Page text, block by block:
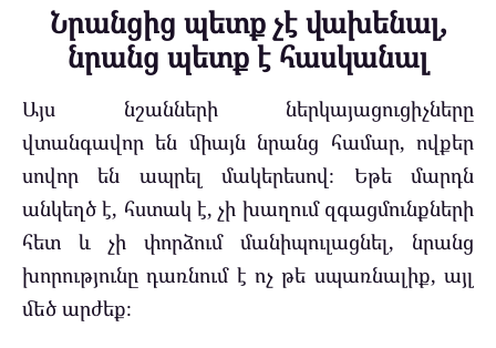
Նրանցից պետք չէ վախենալ,
նրանց պետք է հասկանալ
Այս նշանների ներկայացուցիչները
վտանգավոր են միայն նրանց համար, ովքեր
սովոր են ապրել մակերեսով։ Եթե մարդն
անկեղծ է, հստակ է, չի խաղում զգացմունքների
հետ և չի փորձում մանիպուլացնել, նրանց
խորությունը դառնում է ոչ թե սպառնալիք, այլ
մեծ արժեք։